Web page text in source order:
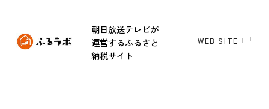
朝日放送テレビが
運営するふるさと
納税サイト
WEB SITE